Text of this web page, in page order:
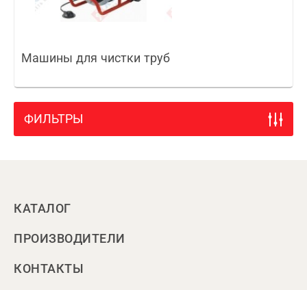
Машины для чистки труб
ФИЛЬТРЫ
КАТАЛОГ
ПРОИЗВОДИТЕЛИ
КОНТАКТЫ